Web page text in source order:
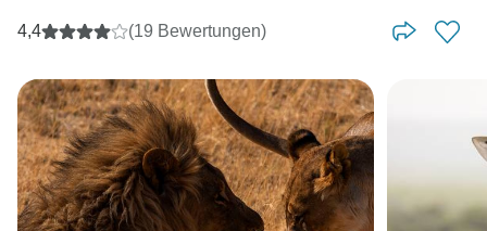
4,4 (19 Bewertungen)